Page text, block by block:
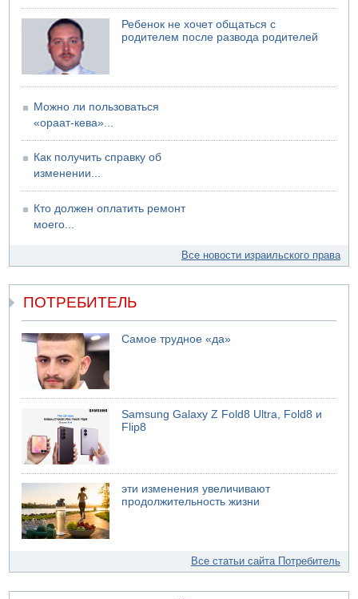
Ребенок не хочет общаться с
родителем после развода родителей
Можно ли пользоваться
«ораат-кева»...
Как получить справку об
изменении...
Кто должен оплатить ремонт
моего...
Все новости израильского права
ПОТРЕБИТЕЛЬ
Самое трудное «да»
Samsung Galaxy Z Fold8 Ultra, Fold8 и
Flip8
эти изменения увеличивают
продолжительность жизни
Все статьи сайта Потребитель